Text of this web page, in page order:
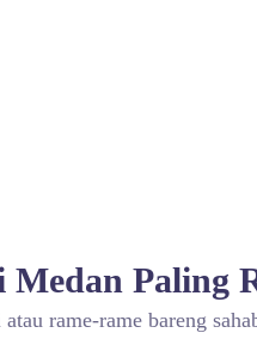
Medan Paling
rame-rame bareng